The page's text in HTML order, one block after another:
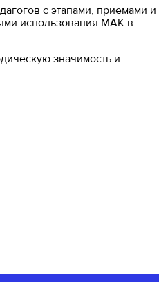
с этапами, приемами и
использования МАК в
значимость и